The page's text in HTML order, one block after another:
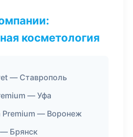
косметология
— Ставрополь
— Уфа
Premium — Воронеж
Брянск